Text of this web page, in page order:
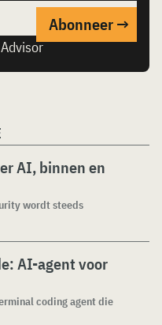
AI, binnen en
wordt steeds
AI-agent voor
coding agent die